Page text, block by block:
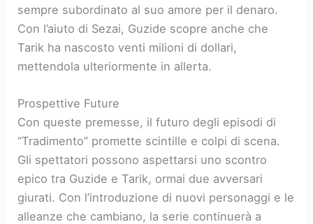
sempre subordinato al suo amore per il denaro.
Con l’aiuto di Sezai, Guzide scopre anche che
Tarik ha nascosto venti milioni di dollari,
mettendola ulteriormente in allerta.
Prospettive Future
Con queste premesse, il futuro degli episodi di
“Tradimento” promette scintille e colpi di scena.
Gli spettatori possono aspettarsi uno scontro
epico tra Guzide e Tarik, ormai due avversari
giurati. Con l’introduzione di nuovi personaggi e le
alleanze che cambiano, la serie continuerà a